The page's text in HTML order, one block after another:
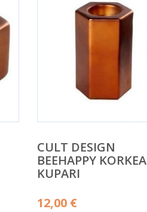
CULT DESIGN
BEEHAPPY KORKEA
KUPARI
12,00 €